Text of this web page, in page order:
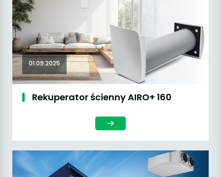
01.09.2025
Rekuperator ścienny AIRO+ 160